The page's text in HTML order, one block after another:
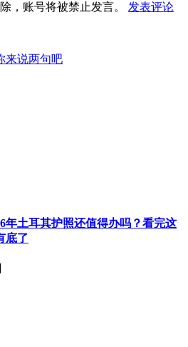
，账号将被禁止发言。
发表评论
来说两句吧
年土耳其护照还值得办吗？看完这
底了